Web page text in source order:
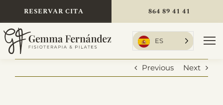
content
RESERVAR CITA 864 89 41 41
ES
Previous Next